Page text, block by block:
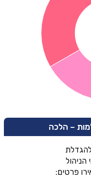
– הלכה
הניהול
פרטים: